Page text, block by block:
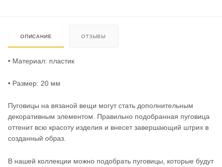
ОПИСАНИЕ ОТЗЫВЫ
• Материал: пластик
• Размер: 20 мм
Пуговицы на вязаной вещи могут стать дополнительным
декоративным элементом. Правильно подобранная пуговица
оттенит всю красоту изделия и внесет завершающий штрих в
созданный образ.
В нашей коллекции можно подобрать пуговицы, которые будут